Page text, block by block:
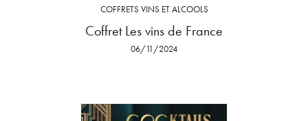
COFFRETS VINS ET ALCOOLS
Coffret Les vins de France
06/11/2024